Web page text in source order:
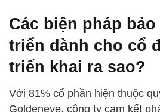
Các biện pháp
triển dành cho cổ
triển khai ra sao?
Với 81% cổ phần hiện thuộc
Goldeneye, công ty cam kết